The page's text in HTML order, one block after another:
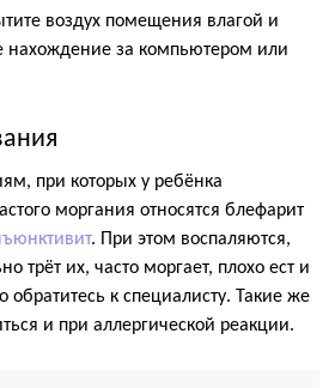
воздух помещения влагой и
нахождение за компьютером или
при которых у ребёнка
моргания относятся блефарит
. При этом воспаляются,
трёт их, часто моргает, плохо ест и
обратитесь к специалисту. Такие же
и при аллергической реакции.